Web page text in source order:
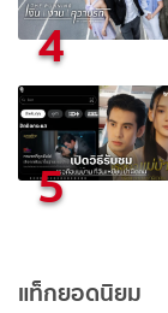
4
5
แท็กยอดนิยม